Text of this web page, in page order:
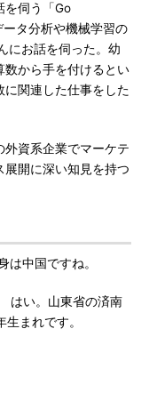
を伺う「Go
タ分析や機械学習の
にお話を伺った。幼
数から手を付けるとい
に関連した仕事をした
資系企業でマーケテ
展開に深い知見を持つ
は中国ですね。
はい。山東省の済南
まれです。